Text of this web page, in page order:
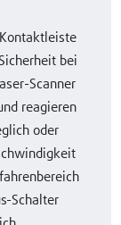
bei
Scanner
reagieren
oder
Schalter